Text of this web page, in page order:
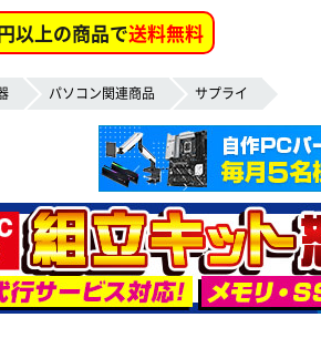
以上の商品で送料無料
パソコン関連商品 サプライ